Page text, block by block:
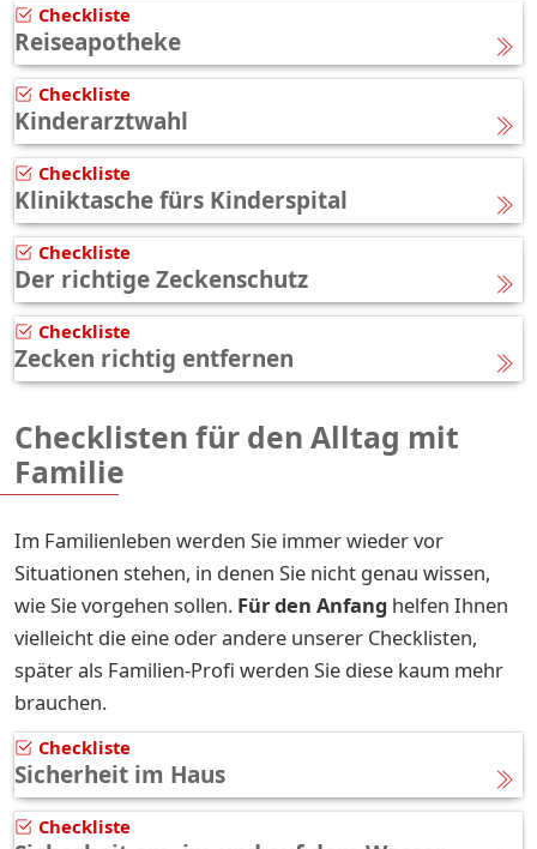
Checkliste
Reiseapotheke
Checkliste
Kinderarztwahl
Checkliste
Kliniktasche fürs Kinderspital
Checkliste
Der richtige Zeckenschutz
Checkliste
Zecken richtig entfernen
Checklisten für den Alltag mit
Familie
Im Familienleben werden Sie immer wieder vor
Situationen stehen, in denen Sie nicht genau wissen,
wie Sie vorgehen sollen. Für den Anfang helfen Ihnen
vielleicht die eine oder andere unserer Checklisten,
später als Familien-Profi werden Sie diese kaum mehr
brauchen.
Checkliste
Sicherheit im Haus
Checkliste